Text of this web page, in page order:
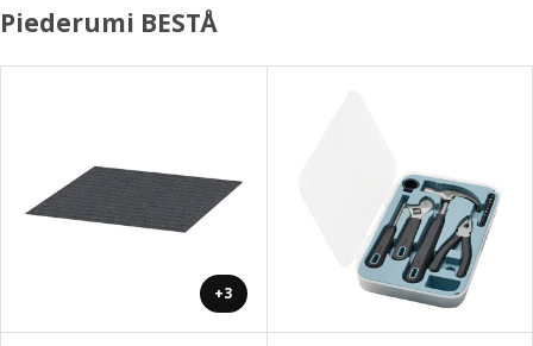
Piederumi BESTÅ
+3